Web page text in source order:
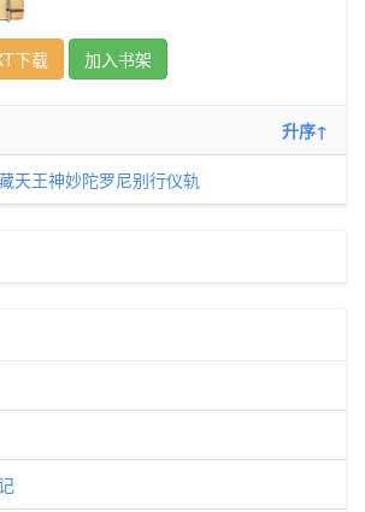
下载 加入书架
升序↑
天王神妙陀罗尼别行仪轨